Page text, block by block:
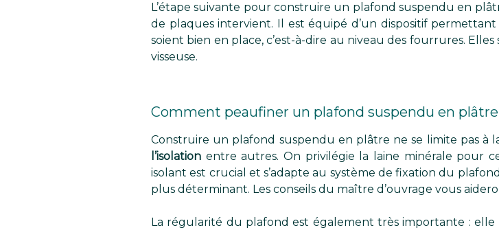
L’étape suivante pour construire un plafond suspendu en
de plaques intervient. Il est équipé d’un dispositif
soient bien en place, c’est-à-dire au niveau des fourrures.
visseuse.
Comment peaufiner un plafond suspendu en plâtre
Construire un plafond suspendu en plâtre ne se limite pas à
l’isolation entre autres. On privilégie la laine minérale pour
isolant est crucial et s’adapte au système de fixation du
plus déterminant. Les conseils du maître d’ouvrage vous
La régularité du plafond est également très importante : elle